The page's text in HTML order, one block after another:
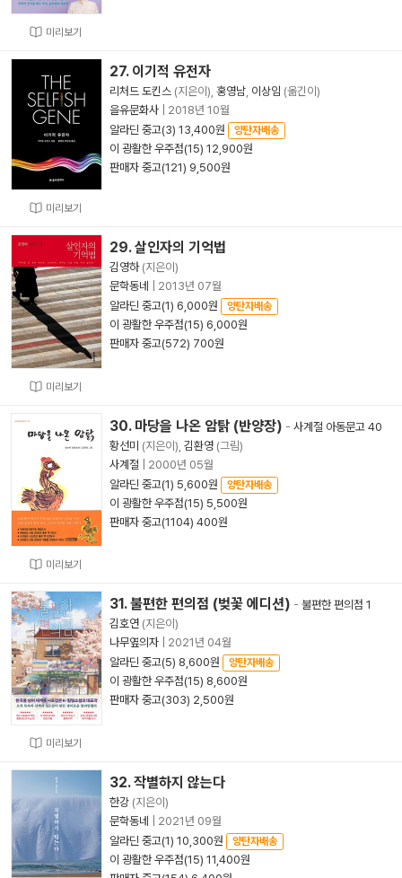
미리보기
미리보기
27. 이기적 유전자
리처드 도킨스 (지은이), 홍영남 이상임 (옮긴이)
을유문화사
2018년 10월
알라딘 중고(3) 13,400원
양탄자배송
이 광활한 우주점(15) 12,900원
판매자 중고(121) 9,500원
미리보기
29. 살인자의 기억법
김영하(지은이)
문학동네
2013년 07월
알라딘 중고(1) 6,000원
양탄자배송
이 광활한 우주점(15) 6,000원
판매자 중고(572) 700원
미리보기
30. 마당을 나온 암탉 (반양장) - 사계절 아동문고 40
황선미 (지은이), 김환영 (그림)
사계절
2000년 05월
알라딘 중고(1) 5,600원
양탄자배송
이 광활한 우주점(15) 5,500원
판매자 중고(1104) 400원
미리보기
31. 불편한 편의점 (벚꽃 에디션) - 불편한 편의점 1
김호연 (지은이)
나무옆의자
2021년 04월
알라딘 중고(5) 8,600원
양탄자배송
이 광활한 우주점(15) 8,600원
판매자 중고(303) 2,500원
32. 작별하지 않는다
한강 (지은이)
문학동네
2021년 09월
알라딘 중고(1) 10,300원
양탄자배송
이 광활한 우주점(15) 11,400원